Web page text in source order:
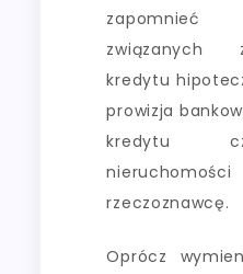
związanych
kredytu
prowizja
kredytu
rzeczoznawcę.
Oprócz